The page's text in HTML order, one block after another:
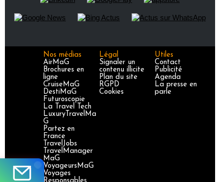
Nos médias
AirMaG
Brochures en
ligne
CruiseMaG
DestiMaG
Futuroscopie
La Travel Tech
LuxuryTravelMa
G
Partez en
France
TravelJobs
TravelManager
MaG
VoyageursMaG
Voyages
Légal
Signaler un
contenu illicite
Plan du site
RGPD
Cookies
Utiles
Contact
Publicité
Agenda
La presse en
parle